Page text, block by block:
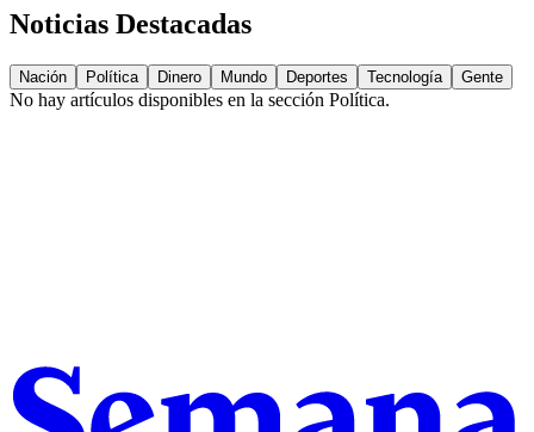
Noticias Destacadas
Nación Política Dinero Mundo Deportes Tecnología Gente
No hay artículos disponibles en la sección Política.